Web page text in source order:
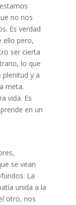
no nos
Es verdad
ello pero,
ser cierta
lo que
y a
meta.
vida. Es
en un
se vean
La
unida a la
otro, nos